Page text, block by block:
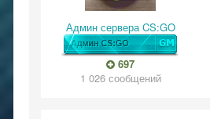
Админ сервера CS:GO
697
1 026 сообщений